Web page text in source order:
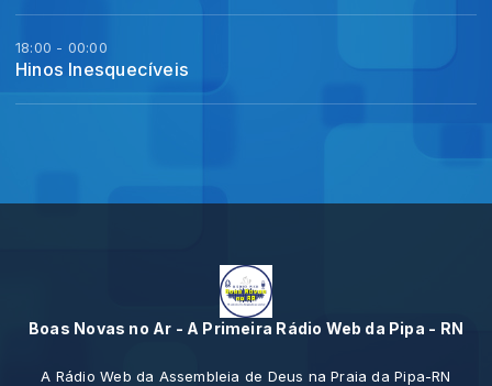
18:00 - 00:00
Hinos Inesquecíveis
Boas Novas no Ar - A Primeira Rádio Web da Pipa - RN
A Rádio Web da Assembleia de Deus na Praia da Pipa-RN